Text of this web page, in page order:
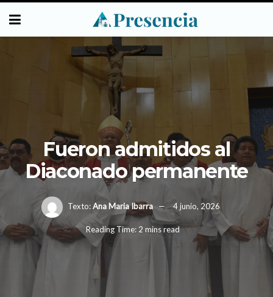
Fueron admitidos al
Diaconado permanente
Texto:Ana Maria Ibarra 4 junio, 2026
Reading Time: 2 mins read